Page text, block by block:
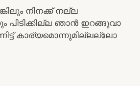
നിനക്ക് നല്ല
പിടിക്കില്ല ഞാൻ ഇറങ്ങുവാ
കാര്യമൊന്നുമില്ലല്ലോ